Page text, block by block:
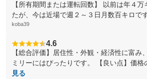
【所有期間または運転回数】 以前は年４
たが、今は近場で週２～３日月数百キロで
koba39
4.6
【総合評価】居住性・外観・経済性に富み
ミリーにはぴったりです。 【良い点】価格
見る